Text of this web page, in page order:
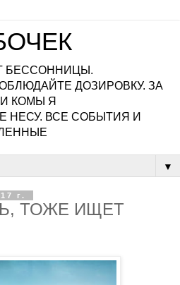
БЕССОННИЦЫ.
ДОЗИРОВКУ. ЗА
КОМЫ Я
НЕСУ. ВСЕ СОБЫТИЯ И
▼
г.
ТОЖЕ ИЩЕТ